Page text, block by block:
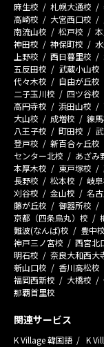
麻生校 札幌大通校
高崎校
大宮西口校
南流山校
松戸校
神田校
神保町校
上野校
西日暮里校
五反田校
武蔵小山校
代々木校
自由が丘校
二子玉川校
四ツ谷校
高円寺校
浜田山校
大山校
成増校 練
八王子校
町田校
登戸校
新百合ヶ丘校
センター北校
あざみ
本厚木校
東戸塚校
長野校
松本校 岐
刈谷校
金山校 名
藤が丘校
御器所校
京都（四条烏丸）校
難波(なんば)校
豊中校
神戸三ノ宮校
西宮北
明石校
奈良大和西大
新山口校
香川高松校
福岡西新校
大橋校
那覇首里校
関連サービス
K Village 韓国語 K